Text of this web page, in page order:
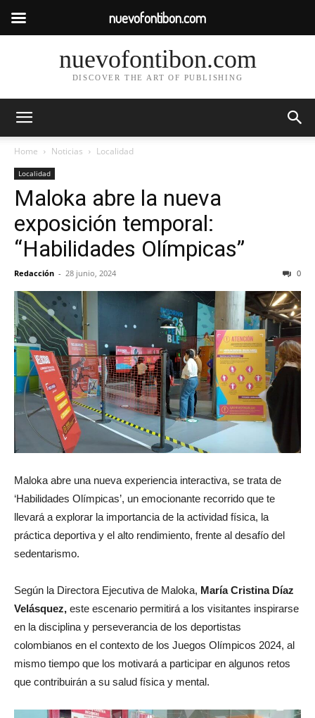
nuevofontibon.com
DISCOVER THE ART OF PUBLISHING
Home Noticias Localidad
Localidad
Maloka abre la nueva
exposición temporal:
“Habilidades Olímpicas”
Redacción - 28 junio, 2024 0
Maloka abre una nueva experiencia interactiva, se trata de
‘Habilidades Olímpicas’, un emocionante recorrido que te
llevará a explorar la importancia de la actividad física, la
práctica deportiva y el alto rendimiento, frente al desafío del
sedentarismo.
Según la Directora Ejecutiva de Maloka, María Cristina Díaz
Velásquez, este escenario permitirá a los visitantes inspirarse
en la disciplina y perseverancia de los deportistas
colombianos en el contexto de los Juegos Olímpicos 2024, al
mismo tiempo que los motivará a participar en algunos retos
que contribuirán a su salud física y mental.
nuevofontibon.com